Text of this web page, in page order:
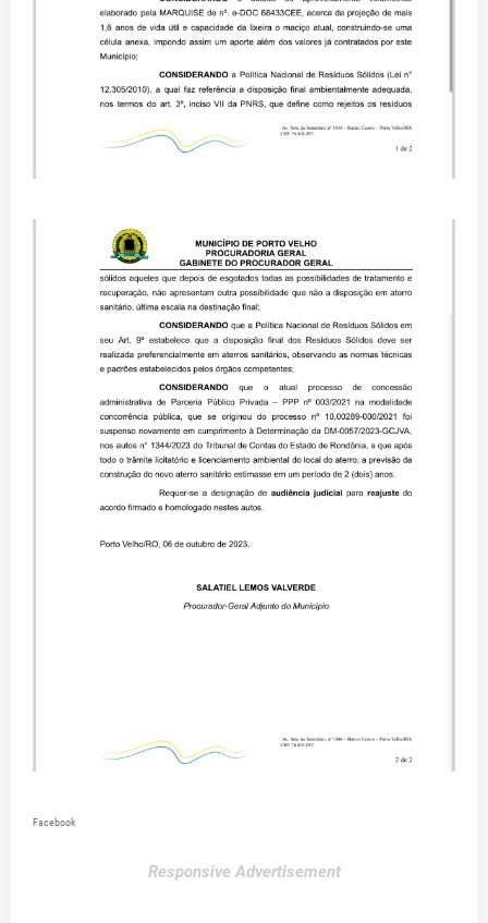
Facebook
Responsive Advertisement